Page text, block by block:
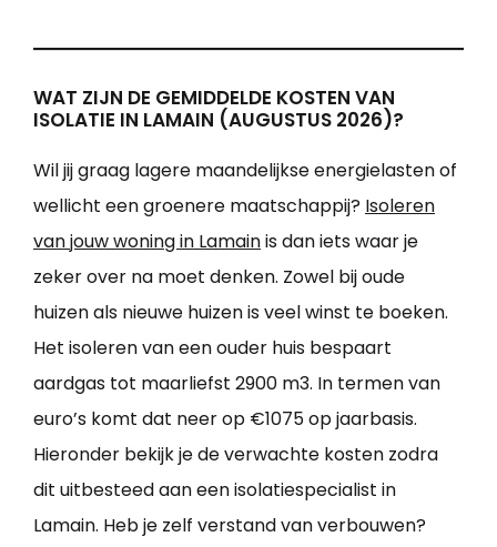
WAT ZIJN DE GEMIDDELDE KOSTEN VAN
ISOLATIE IN LAMAIN (AUGUSTUS 2026)?
Wil jij graag lagere maandelijkse energielasten of
wellicht een groenere maatschappij? Isoleren
van jouw woning in Lamainis dan iets waar je
zeker over na moet denken. Zowel bij oude
huizen als nieuwe huizen is veel winst te boeken.
Het isoleren van een ouder huis bespaart
aardgas tot maarliefst 2900 m3. In termen van
euro’s komt dat neer op €1075 op jaarbasis.
Hieronder bekijk je de verwachte kosten zodra
dit uitbesteed aan een isolatiespecialist in
Lamain. Heb je zelf verstand van verbouwen?